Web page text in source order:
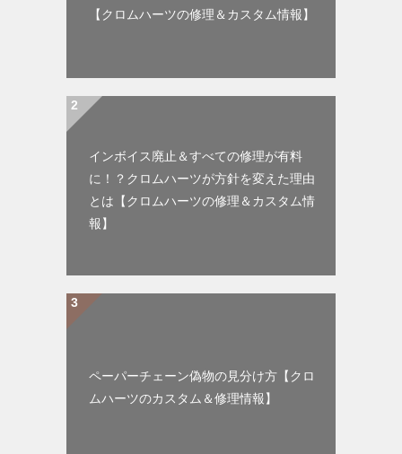
【クロムハーツの修理＆カスタム情報】
インボイス廃止＆すべての修理が有料
に！？クロムハーツが方針を変えた理由
とは【クロムハーツの修理＆カスタム情
報】
ペーパーチェーン偽物の見分け方【クロ
ムハーツのカスタム＆修理情報】